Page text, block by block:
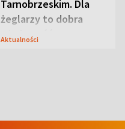
Tarnobrzeskim. Dla
żeglarzy to dobra
wiadomość
Aktualności